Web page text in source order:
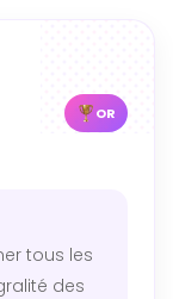
OR
tous les
des